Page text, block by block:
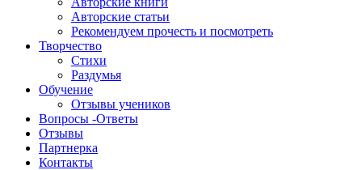
Авторские статьи
Рекомендуем прочесть и посмотреть
Творчество
Стихи
Раздумья
Обучение
Отзывы учеников
Вопросы -Ответы
Отзывы
Партнерка
Контакты